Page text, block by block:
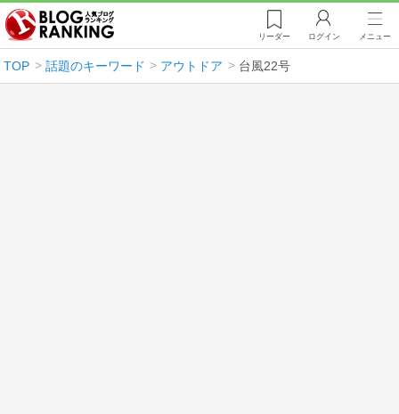
リーダー ログイン メニュー
TOP 話題のキーワード アウトドア 台風22号